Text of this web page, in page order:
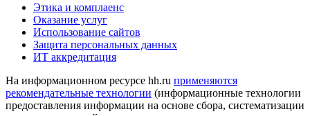
Этика и комплаенс
Оказание услуг
Использование сайтов
Защита персональных данных
ИТ аккредитация
На информационном ресурсе hh.ru применяются
рекомендательные технологии (информационные технологии
предоставления информации на основе сбора, систематизации